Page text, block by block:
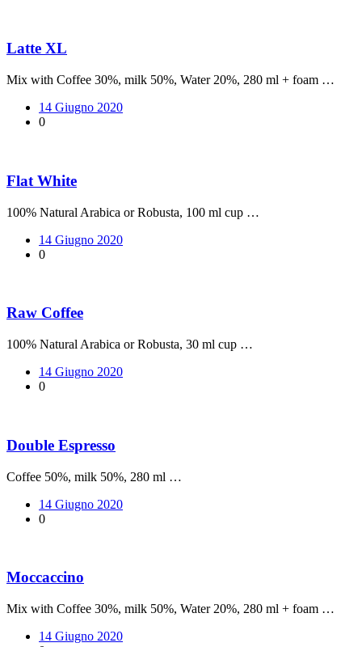
Latte XL
Mix with Coffee 30%, milk 50%, Water 20%, 280 ml + foam …
14 Giugno 2020
0
Flat White
100% Natural Arabica or Robusta, 100 ml cup …
14 Giugno 2020
0
Raw Coffee
100% Natural Arabica or Robusta, 30 ml cup …
14 Giugno 2020
0
Double Espresso
Coffee 50%, milk 50%, 280 ml …
14 Giugno 2020
0
Moccaccino
Mix with Coffee 30%, milk 50%, Water 20%, 280 ml + foam …
14 Giugno 2020